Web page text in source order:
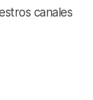
canales